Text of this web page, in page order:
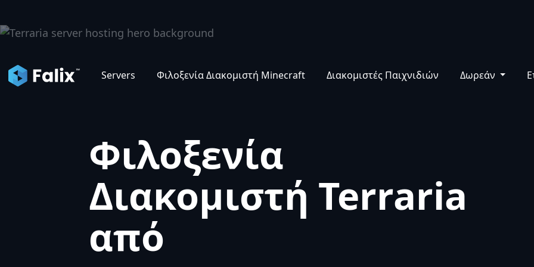
Servers Φιλοξενία Διακομιστή Minecraft Διακομιστές Παιχνιδιών Δωρεάν
Φιλοξενία
Διακομιστή Terraria
από